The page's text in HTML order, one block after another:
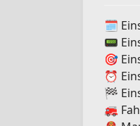
🗓️
📟
🎯
⏰
🏁
🚒